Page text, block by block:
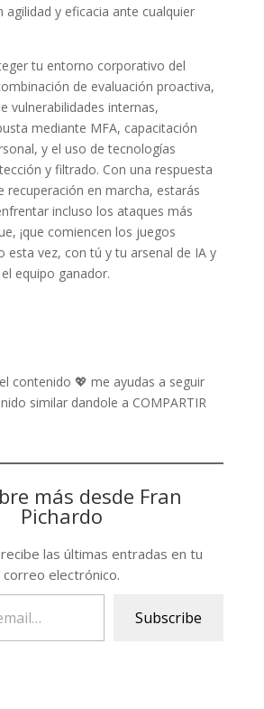
agilidad y eficacia ante cualquier
tu entorno corporativo del
de evaluación proactiva,
vulnerabilidades internas,
mediante MFA, capacitación
y el uso de tecnologías
y filtrado. Con una respuesta
recuperación en marcha, estarás
incluso los ataques más
¡que comiencen los juegos
esta vez, con tú y tu arsenal de IA y
equipo ganador.
contenido 💖 me ayudas a seguir
similar dandole a COMPARTIR
más desde Fran
Pichardo
las últimas entradas en tu
correo electrónico.
Subscribe